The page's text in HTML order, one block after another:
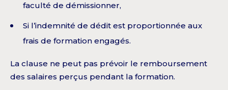
faculté de démissionner,
Si l’indemnité de dédit est proportionnée aux
frais de formation engagés.
La clause ne peut pas prévoir le remboursement
des salaires perçus pendant la formation.